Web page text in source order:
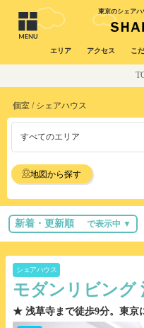
東京のシェア
エリア アクセス こ
個室 / シェアハウス
すべてのエリア
地図から探す
新着・更新順 で表示中 ▼
シェアハウス
モダンリビング
★ 浅草寺まで徒歩9分。東京